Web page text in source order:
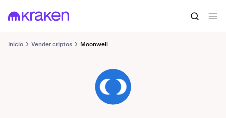
Inicio Vender criptos Moonwell